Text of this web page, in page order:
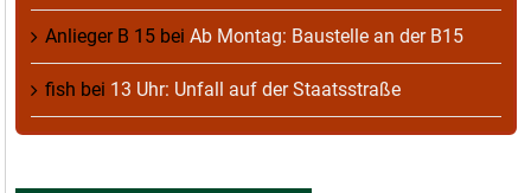
Anlieger B 15 bei Ab Montag: Baustelle an der B15
fish bei 13 Uhr: Unfall auf der Staatsstraße